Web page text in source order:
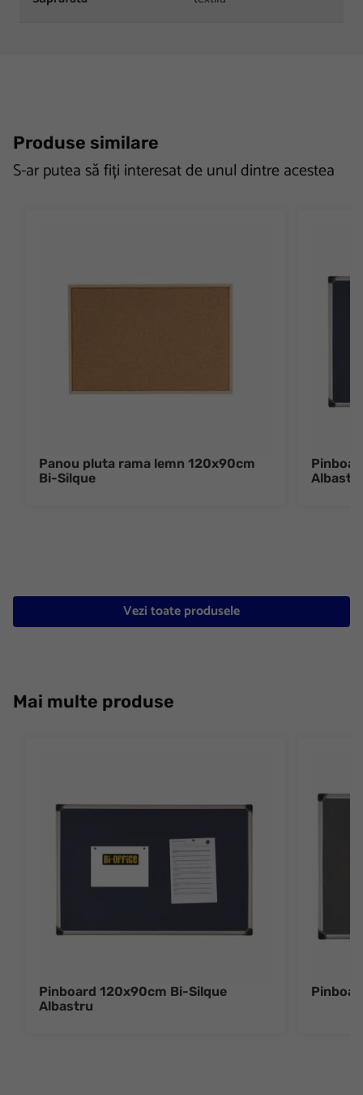
Produse similare
S-ar putea să fiți interesat de unul dintre acestea
Panou pluta rama lemn 120x90cm
Bi-Silque
Vezi toate produsele
Mai multe produse
Pinboard 120x90cm Bi-Silque
Albastru